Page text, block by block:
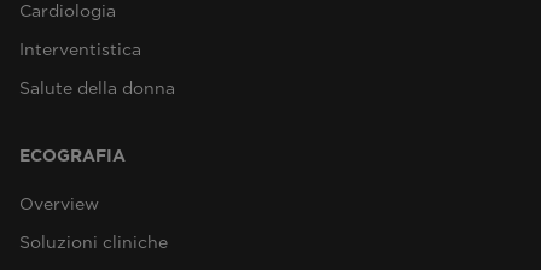
Cardiologia
Interventistica
Salute della donna
ECOGRAFIA
Overview
Soluzioni cliniche